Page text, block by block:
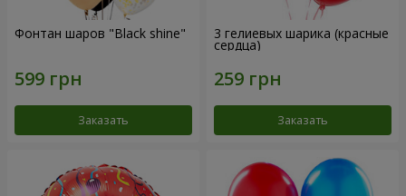
Фонтан шаров "Black shine"
Заказать
3 гелиевых шарика (красные
сердца)
Заказать